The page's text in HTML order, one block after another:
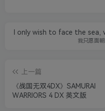
I only wish to face the
我只愿面
上一篇
《战国无双4DX》SAMURAI
WARRIORS 4 DX 英文版